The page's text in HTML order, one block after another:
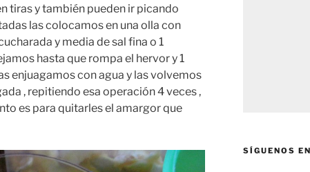
tiras y también pueden ir picando
las colocamos en una olla con
y media de sal fina o 1
hasta que rompa el hervor y 1
enjuagamos con agua y las volvemos
, repitiendo esa operación 4 veces ,
es para quitarles el amargor que
SÍGUENOS